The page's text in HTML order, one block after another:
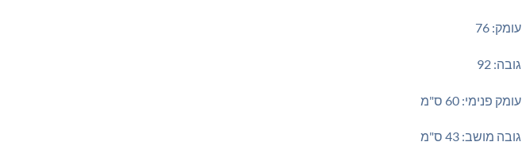
עומק: 76
גובה: 92
עומק פנימי: 60 ס"מ
גובה מושב: 43 ס"מ